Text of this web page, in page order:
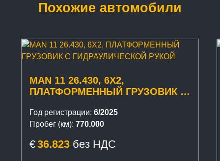
Похожие автомобили
MAN 11 26.430, 6X2,
ПЛАТФОРМЕННЫЙ ГРУЗОВИК С
Год регистрации: 6/2025
Пробег (км): 770.000
€36.823 без НДС